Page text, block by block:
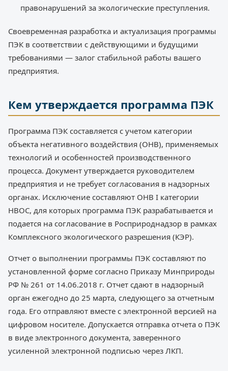
правонарушений за экологические преступления.
Своевременная разработка и актуализация программы
ПЭК в соответствии с действующими и будущими
требованиями — залог стабильной работы вашего
предприятия.
Кем утверждается программа ПЭК
Программа ПЭК составляется с учетом категории
объекта негативного воздействия (ОНВ), применяемых
технологий и особенностей производственного
процесса. Документ утверждается руководителем
предприятия и не требует согласования в надзорных
органах. Исключение составляют ОНВ I категории
НВОС, для которых программа ПЭК разрабатывается и
подается на согласование в Росприроднадзор в рамках
Комплексного экологического разрешения (КЭР).
Отчет о выполнении программы ПЭК составляют по
установленной форме согласно Приказу Минприроды
РФ № 261 от 14.06.2018 г. Отчет сдают в надзорный
орган ежегодно до 25 марта, следующего за отчетным
года. Его отправляют вместе с электронной версией на
цифровом носителе. Допускается отправка отчета о ПЭК
в виде электронного документа, заверенного
усиленной электронной подписью через ЛКП.